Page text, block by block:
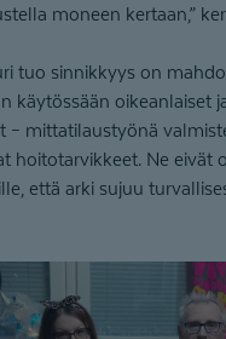
moneen kertaan,”
tuo sinnikkyys on
käytössään oikeanlaiset
– mittatilaustyönä
hoitotarvikkeet. Ne eivät
että arki sujuu